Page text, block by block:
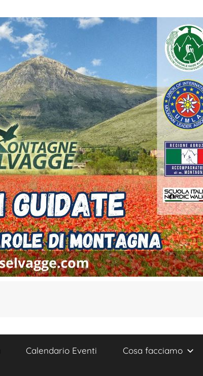
Calendario Eventi Cosa facciamo